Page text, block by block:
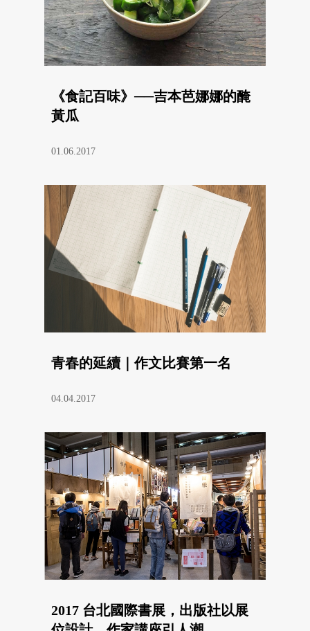
《食記百味》──吉本芭娜娜的醃
黃瓜
01.06.2017
青春的延續｜作文比賽第一名
04.04.2017
2017 台北國際書展，出版社以展